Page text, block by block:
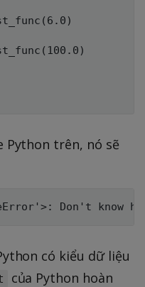
Python trên, nó sẽ
có kiểu dữ liệu
của Python hoàn